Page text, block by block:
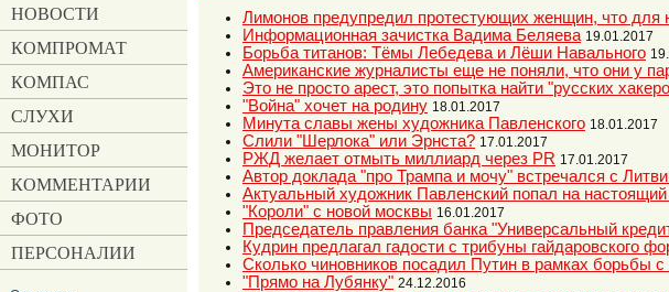
Лимонов предупредил протестующих женщин, что для
Информационная зачистка Вадима Беляева 19.01.2017
Борьба титанов: Тёмы Лебедева и Лёши Навального
Американские журналисты еще не поняли, что они у
Это не просто арест, это попытка найти "русских
"Война" хочет на родину 18.01.2017
Минута славы жены художника Павленского 18.01.2017
Слили "Шерлока" или Эрнста? 17.01.2017
РЖД желает отмыть миллиард через PR 17.01.2017
Автор доклада "про Трампа и мочу" встречался с
Актуальный художник Павленский попал на настоящий
"Короли" с новой москвы 16.01.2017
Председатель правления банка "Универсальный
Кудрин предлагал гадости с трибуны гайдаровского
Сколько чиновников посадил Путин в рамках борьбы с
"Прямо на Лубянку" 24.12.2016
НОВОСТИ
КОМПРОМАТ
КОМПАС
СЛУХИ
МОНИТОР
КОММЕНТАРИИ
ФОТО
ПЕРСОНАЛИИ